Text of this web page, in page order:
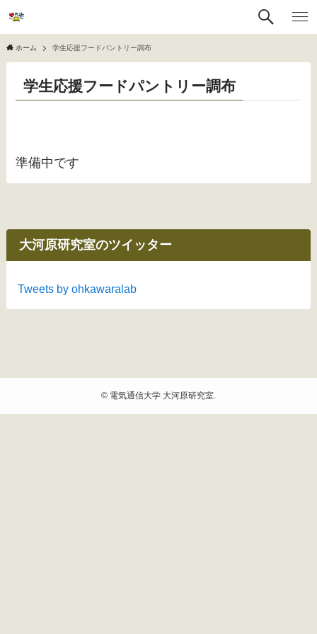
ホーム 学生応援フードパントリー調布
学生応援フードパントリー調布
準備中です
大河原研究室のツイッター
Tweets by ohkawaralab
© 電気通信大学 大河原研究室.